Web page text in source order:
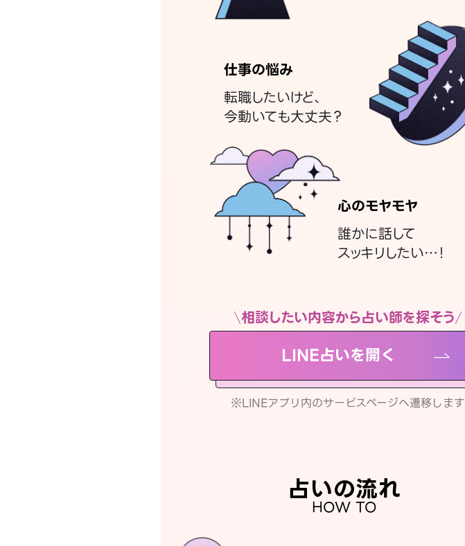
仕事の悩み
転職したいけど、
今動いても大丈夫？
心のモヤモヤ
誰かに話して
スッキリしたい…！
相談したい内容から占い師を探そう
LINE占いを開く
※LINEアプリ内のサービスページへ遷移します
占いの流れ
HOW TO